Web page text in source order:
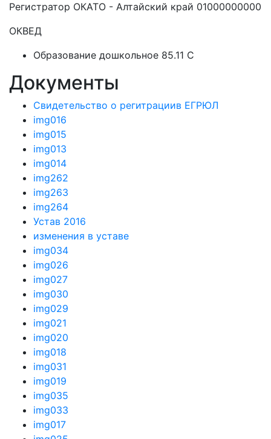
Регистратор ОКАТО - Алтайский край 01000000000
ОКВЕД
Образование дошкольное 85.11 C
Документы
Свидетельство о регитрациив ЕГРЮЛ
img016
img015
img013
img014
img262
img263
img264
Устав 2016
изменения в уставе
img034
img026
img027
img030
img029
img021
img020
img018
img031
img019
img035
img033
img017